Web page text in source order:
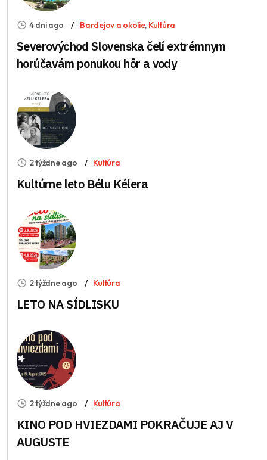
4 dni ago Bardejov a okolie, Kultúra
Severovýchod Slovenska čelí extrémnym
horúčavám ponukou hôr a vody
2 týždne ago Kultúra
Kultúrne leto Bélu Kélera
2 týždne ago Kultúra
LETO NA SÍDLISKU
2 týždne ago Kultúra
KINO POD HVIEZDAMI POKRAČUJE AJ V
AUGUSTE